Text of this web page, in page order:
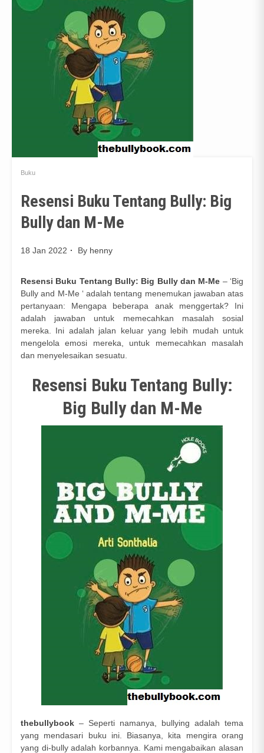
Buku
Resensi Buku Tentang Bully: Big
Bully dan M-Me
18 Jan 2022 By henny
Resensi Buku Tentang Bully: Big Bully dan M-Me – ‘Big
Bully and M-Me ‘ adalah tentang menemukan jawaban atas
pertanyaan: Mengapa beberapa anak menggertak? Ini
adalah jawaban untuk memecahkan masalah sosial
mereka. Ini adalah jalan keluar yang lebih mudah untuk
mengelola emosi mereka, untuk memecahkan masalah
dan menyelesaikan sesuatu.
Resensi Buku Tentang Bully:
Big Bully dan M-Me
thebullybook – Seperti namanya, bullying adalah tema
yang mendasari buku ini. Biasanya, kita mengira orang
yang di-bully adalah korbannya. Kami mengabaikan alasan